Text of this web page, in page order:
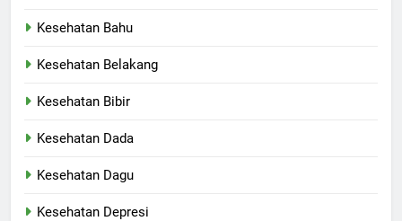
Kesehatan Bahu
Kesehatan Belakang
Kesehatan Bibir
Kesehatan Dada
Kesehatan Dagu
Kesehatan Depresi